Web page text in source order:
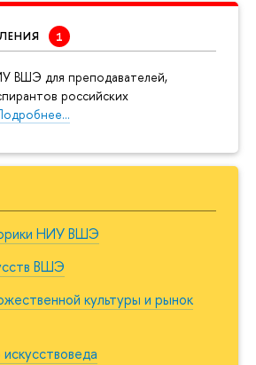
ВШЭ для преподавателей,
российских
НИУ ВШЭ
ВШЭ
культуры и рынок